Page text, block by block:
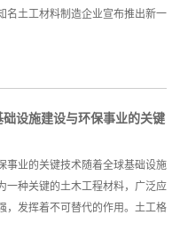
名土工材料制造企业宣布推出新一
设施建设与环保事业的关键
事业的关键技术随着全球基础设施
一种关键的土木工程材料，广泛应
，发挥着不可替代的作用。土工格